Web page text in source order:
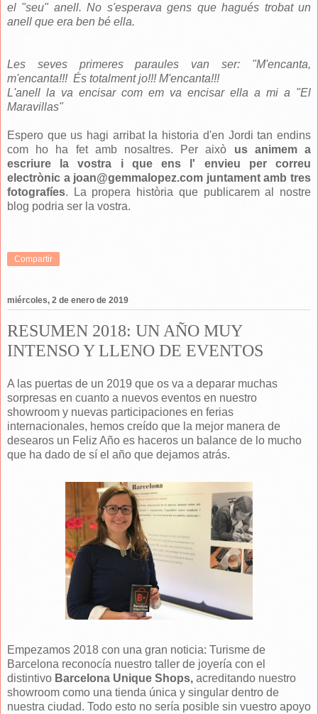
el "seu" anell. No s'esperava gens que hagués trobat un
anell que era ben bé ella.
Les seves primeres paraules van ser: "M'encanta,
m'encanta!!! És totalment jo!!! M'encanta!!!
L'anell la va encisar com em va encisar ella a mi a "El
Maravillas"
Espero que us hagi arribat la historia d'en Jordi tan endins
com ho ha fet amb nosaltres. Per això us animem a
escriure la vostra i que ens l' envieu per correu
electrònic a joan@gemmalopez.com juntament amb tres
fotografíes. La propera història que publicarem al nostre
blog podria ser la vostra.
Compartir
miércoles, 2 de enero de 2019
RESUMEN 2018: UN AÑO MUY
INTENSO Y LLENO DE EVENTOS
A las puertas de un 2019 que os va a deparar muchas
sorpresas en cuanto a nuevos eventos en nuestro
showroom y nuevas participaciones en ferias
internacionales, hemos creído que la mejor manera de
desearos un Feliz Año es haceros un balance de lo mucho
que ha dado de sí el año que dejamos atrás.
Empezamos 2018 con una gran noticia: Turisme de
Barcelona reconocía nuestro taller de joyería con el
distintivo Barcelona Unique Shops, acreditando nuestro
showroom como una tienda única y singular dentro de
nuestra ciudad. Todo esto no sería posible sin vuestro apoyo